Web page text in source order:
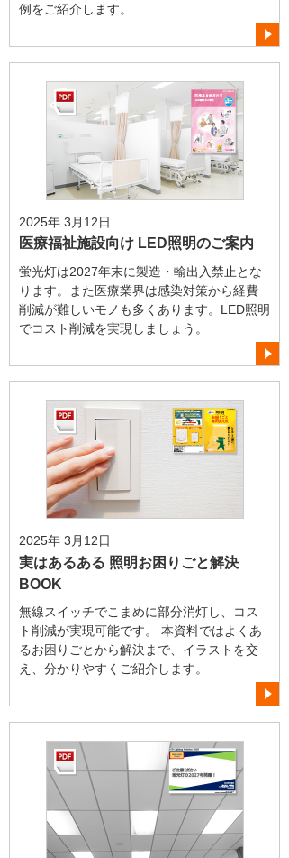
例をご紹介します。
2025年 3月12日
医療福祉施設向け LED照明のご案内
蛍光灯は2027年末に製造・輸出入禁止とな
ります。また医療業界は感染対策から経費
削減が難しいモノも多くあります。LED照明
でコスト削減を実現しましょう。
2025年 3月12日
実はあるある 照明お困りごと解決
BOOK
無線スイッチでこまめに部分消灯し、コス
ト削減が実現可能です。 本資料ではよくあ
るお困りごとから解決まで、イラストを交
え、分かりやすくご紹介します。